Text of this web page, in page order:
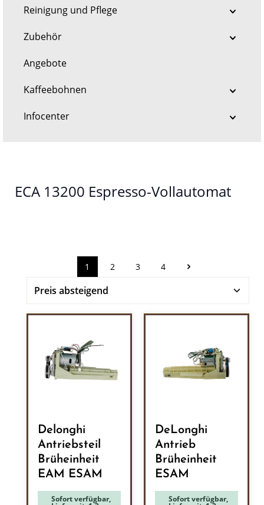
Reinigung und Pflege
Zubehör
Angebote
Kaffeebohnen
Infocenter
ECA 13200 Espresso-Vollautomat
Seite
1 Seite
2 Seite
3 Seite
4
Delonghi
Antriebsteil
Brüheinheit
EAM ESAM
Sofort verfügbar,
DeLonghi
Antrieb
Brüheinheit
ESAM
Sofort verfügbar,